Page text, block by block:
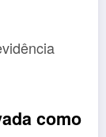
como